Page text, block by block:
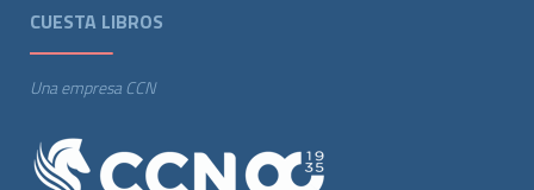
CUESTA LIBROS
Una empresa CCN